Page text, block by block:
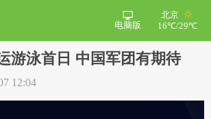
北京
16℃/29℃
电脑版
游泳首日 中国军团有期待
12:04